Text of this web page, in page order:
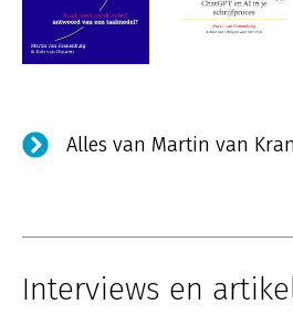
Alles van Martin van
Interviews en